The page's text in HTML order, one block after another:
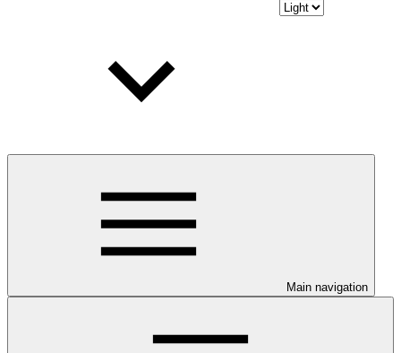
Main navigation